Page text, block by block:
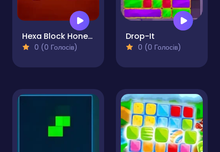
Hexa Block Honey Cells
0 (0 Голосів)
Drop-It
0 (0 Голосів)